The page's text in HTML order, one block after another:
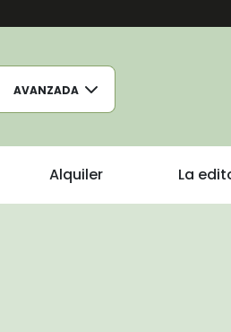
AVANZADA
Alquiler La